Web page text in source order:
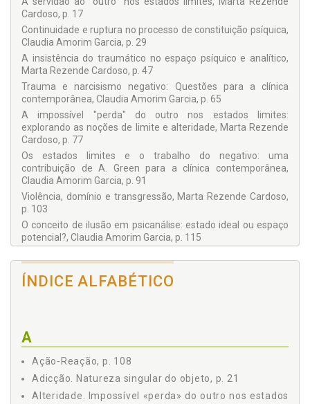
Cardoso, p. 17
Continuidade e ruptura no processo de constituição psíquica,
Claudia Amorim Garcia, p. 29
A insistência do traumático no espaço psíquico e analítico,
Marta Rezende Cardoso, p. 47
Trauma e narcisismo negativo: Questões para a clínica
contemporânea, Claudia Amorim Garcia, p. 65
A impossível "perda" do outro nos estados limites:
explorando as noções de limite e alteridade, Marta Rezende
Cardoso, p. 77
Os estados limites e o trabalho do negativo: uma
contribuição de A. Green para a clínica contemporânea,
Claudia Amorim Garcia, p. 91
Violência, domínio e transgressão, Marta Rezende Cardoso,
p. 103
O conceito de ilusão em psicanálise: estado ideal ou espaço
potencial?, Claudia Amorim Garcia, p. 115
Rezende Cardoso, p. 131
Mutações do supereu, Claudia Amorim Garcia, p. 147
ÍNDICE ALFABÉTICO
A
Ação-Reação, p. 108
Adicção. Natureza singular do objeto, p. 21
Alteridade. Impossível «perda» do outro nos estados